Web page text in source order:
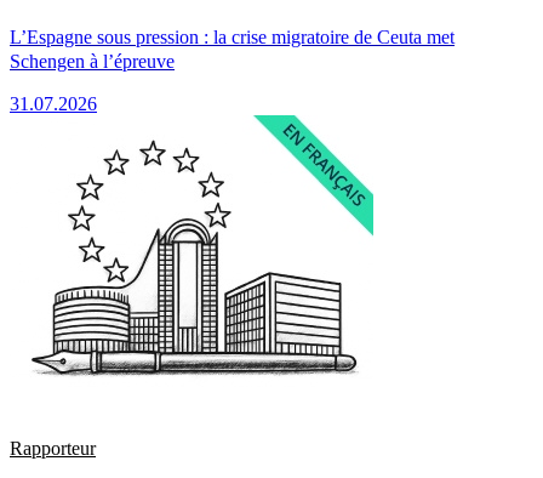
L’Espagne sous pression : la crise migratoire de Ceuta met
Schengen à l’épreuve
31.07.2026
Rapporteur